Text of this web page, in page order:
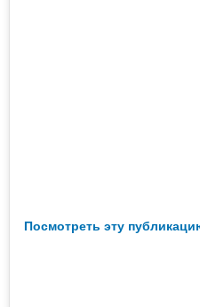
Посмотреть эту